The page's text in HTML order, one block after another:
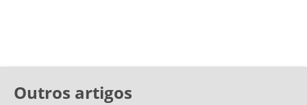
Outros artigos